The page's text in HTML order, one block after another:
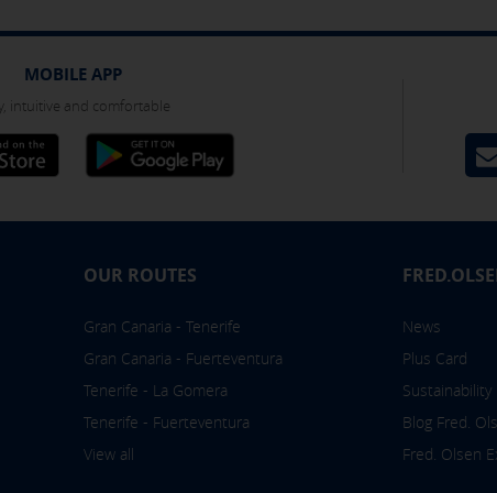
MOBILE APP
intuitive and comfortable
OUR ROUTES
Gran Canaria - Tenerife
Gran Canaria - Fuerteventura
Tenerife - La Gomera
Tenerife - Fuerteventura
View all
News
Plus Card
Sustainability
Blog Fred.
Fred. Olsen
your cookies from the "Cookies policy" section at the bottom